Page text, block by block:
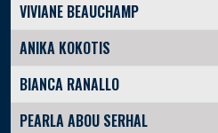
VIVIANE BEAUCHAMP
ANIKA KOKOTIS
BIANCA RANALLO
PEARLA ABOU SERHAL